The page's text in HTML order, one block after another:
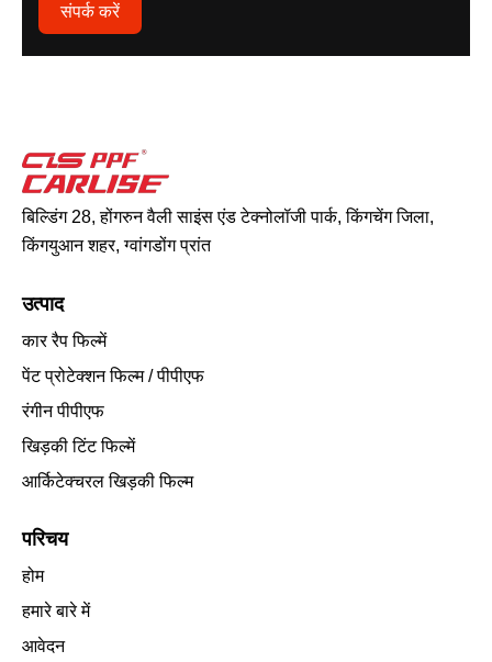
संपर्क करें
बिल्डिंग 28, होंगरुन वैली साइंस एंड टेक्नोलॉजी पार्क, किंगचेंग जिला,
किंगयुआन शहर, ग्वांगडोंग प्रांत
उत्पाद
कार रैप फिल्में
पेंट प्रोटेक्शन फिल्म / पीपीएफ
रंगीन पीपीएफ
खिड़की टिंट फिल्में
आर्किटेक्चरल खिड़की फिल्म
परिचय
होम
हमारे बारे में
आवेदन